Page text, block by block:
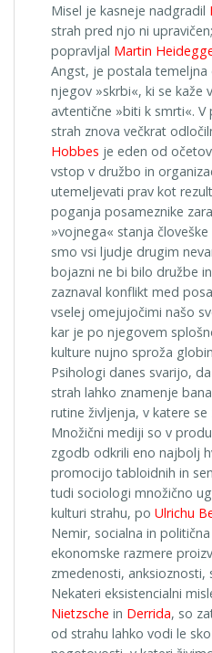
Misel je kasneje nadgradil
strah pred njo ni
popravljal Martin
Angst, je postala temeljna
njegov »skrbi«, ki se kaže
avtentične »biti k smrti«.
strah znova večkrat
Hobbes je eden od
vstop v družbo in
utemeljevati prav kot
poganja posameznike
»vojnega« stanja
smo vsi ljudje drugim
bojazni ne bi bilo družbe
zaznaval konflikt med
vselej omejujočimi našo
kar je po njegovem
kulture nujno sproža
Psihologi danes svarijo,
strah lahko znamenje
rutine življenja, v katere
Množični mediji so v
zgodb odkrili eno najbolj
promocijo tabloidnih in
tudi sociologi množično
kulturi strahu, po Ulrichu
Nemir, socialna in
ekonomske razmere
zmedenosti, anksioznosti,
Nekateri eksistencialni
Nietzsche in Derrida, so
od strahu lahko vodi le